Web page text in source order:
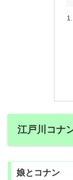
江戸川コナ
娘とコナン